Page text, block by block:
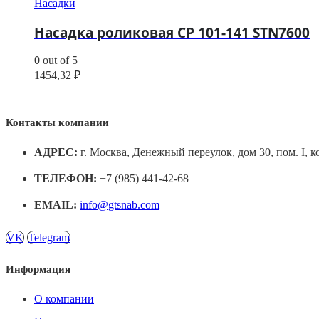
Насадки
Насадка роликовая CP 101-141 STN7600
0 out of 5
1454,32 ₽
Контакты компании
АДРЕС: г. Москва, Денежный переулок, дом 30, пом. I,
ТЕЛЕФОН: +7 (985) 441-42-68
EMAIL: info@gtsnab.com
VK Telegram
Информация
О компании